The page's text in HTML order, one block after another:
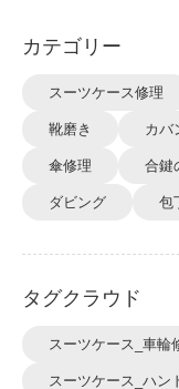
カテゴリー
スーツケース修理
靴磨き カバ
傘修理 合鍵
ダビング 包
タグクラウド
スーツケース_車輪
スーツケース_ハン